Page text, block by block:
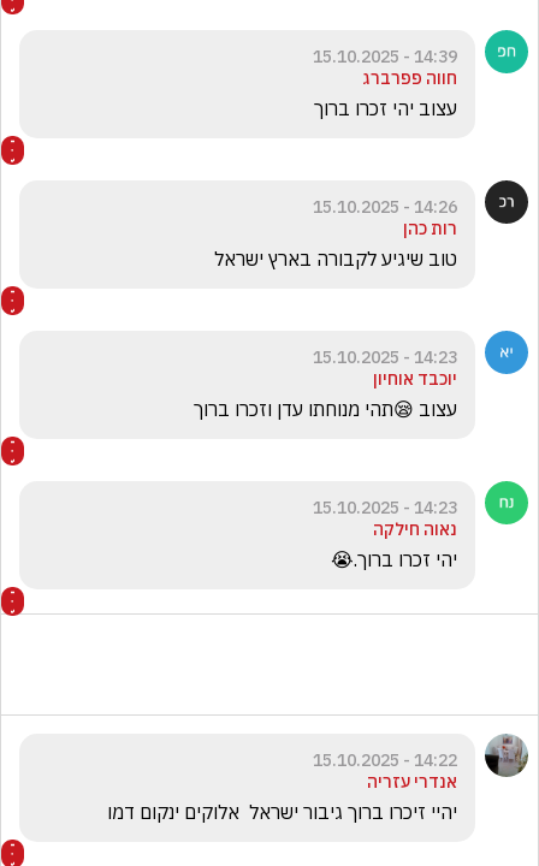
14:39 - 15.10.2025
חווה פפרברג
עצוב יהי זכרו ברוך
14:26 - 15.10.2025
רות כהן
טוב שיגיע לקבורה בארץ ישראל
14:23 - 15.10.2025
יוכבד אוחיון
עצוב 😪תהי מנוחתו עדן וזכרו ברוך
14:23 - 15.10.2025
נאוה חילקה
יהי זכרו ברוך.😭
14:22 - 15.10.2025
אנדרי עזריה
יהיי זיכרו ברוך גיבור ישראל  אלוקים ינקום דמו